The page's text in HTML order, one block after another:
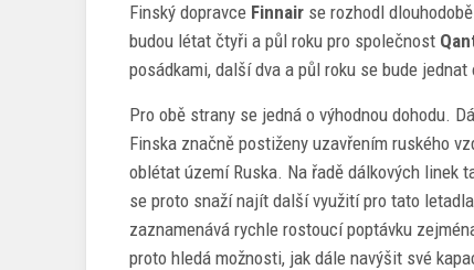
Finský dopravce Finnair se rozhodl
budou létat čtyři a půl roku pro společnost
posádkami, další dva a půl roku se bude jednat
Pro obě strany se jedná o výhodnou dohodu.
Finska značně postiženy uzavřením ruského
oblétat území Ruska. Na řadě dálkových linek
se proto snaží najít další využití pro tato
zaznamenává rychle rostoucí poptávku
proto hledá možnosti, jak dále navýšit své